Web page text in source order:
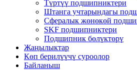
Түртүү подшипниктери
Штанга учтарындагы
Сфералык жөнөкөй
SKF подшипниктери
Подшипник бөлүктөрү
Жаңылыктар
Көп берилүүчү суроолор
Байланыш